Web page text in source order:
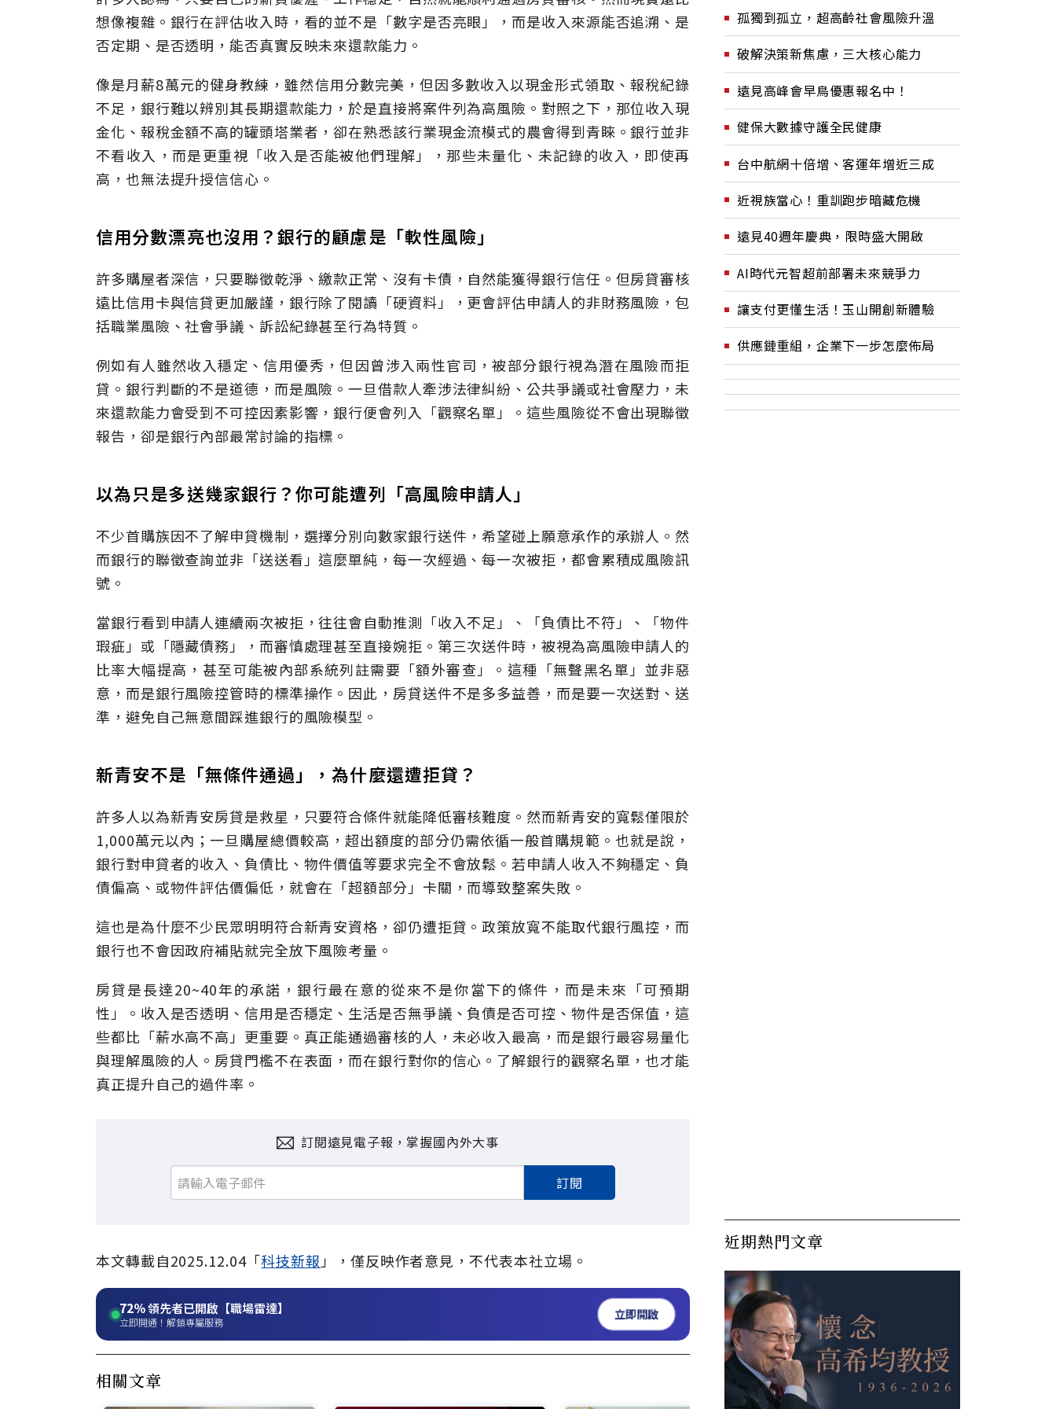
想像複雜。銀行在評估收入時，看的並不是「數字是否亮眼」，而是收入來源能否追溯、是
否定期、是否透明，能否真實反映未來還款能力。
像是月薪8萬元的健身教練，雖然信用分數完美，但因多數收入以現金形式領取、報稅紀錄
不足，銀行難以辨別其長期還款能力，於是直接將案件列為高風險。對照之下，那位收入現
金化、報稅金額不高的罐頭塔業者，卻在熟悉該行業現金流模式的農會得到青睞。銀行並非
不看收入，而是更重視「收入是否能被他們理解」，那些未量化、未記錄的收入，即使再
高，也無法提升授信信心。
信用分數漂亮也沒用？銀行的顧慮是「軟性風險」
許多購屋者深信，只要聯徵乾淨、繳款正常、沒有卡債，自然能獲得銀行信任。但房貸審核
遠比信用卡與信貸更加嚴謹，銀行除了閱讀「硬資料」，更會評估申請人的非財務風險，包
括職業風險、社會爭議、訴訟紀錄甚至行為特質。
例如有人雖然收入穩定、信用優秀，但因曾涉入兩性官司，被部分銀行視為潛在風險而拒
貸。銀行判斷的不是道德，而是風險。一旦借款人牽涉法律糾紛、公共爭議或社會壓力，未
來還款能力會受到不可控因素影響，銀行便會列入「觀察名單」。這些風險從不會出現聯徵
報告，卻是銀行內部最常討論的指標。
以為只是多送幾家銀行？你可能遭列「高風險申請人」
不少首購族因不了解申貸機制，選擇分別向數家銀行送件，希望碰上願意承作的承辦人。然
而銀行的聯徵查詢並非「送送看」這麼單純，每一次經過、每一次被拒，都會累積成風險訊
號。
當銀行看到申請人連續兩次被拒，往往會自動推測「收入不足」、「負債比不符」、「物件
瑕疵」或「隱藏債務」，而審慎處理甚至直接婉拒。第三次送件時，被視為高風險申請人的
比率大幅提高，甚至可能被內部系統列註需要「額外審查」。這種「無聲黑名單」並非惡
意，而是銀行風險控管時的標準操作。因此，房貸送件不是多多益善，而是要一次送對、送
準，避免自己無意間踩進銀行的風險模型。
新青安不是「無條件通過」，為什麼還遭拒貸？
許多人以為新青安房貸是救星，只要符合條件就能降低審核難度。然而新青安的寬鬆僅限於
1,000萬元以內；一旦購屋總價較高，超出額度的部分仍需依循一般首購規範。也就是說，
銀行對申貸者的收入、負債比、物件價值等要求完全不會放鬆。若申請人收入不夠穩定、負
債偏高、或物件評估價偏低，就會在「超額部分」卡關，而導致整案失敗。
這也是為什麼不少民眾明明符合新青安資格，卻仍遭拒貸。政策放寬不能取代銀行風控，而
銀行也不會因政府補貼就完全放下風險考量。
房貸是長達20~40年的承諾，銀行最在意的從來不是你當下的條件，而是未來「可預期
性」。收入是否透明、信用是否穩定、生活是否無爭議、負債是否可控、物件是否保值，這
些都比「薪水高不高」更重要。真正能通過審核的人，未必收入最高，而是銀行最容易量化
與理解風險的人。房貸門檻不在表面，而在銀行對你的信心。了解銀行的觀察名單，也才能
真正提升自己的過件率。
訂閱遠見電子報，掌握國內外大事
訂閱
本文轉載自2025.12.04「科技新報 」，僅反映作者意見，不代表本社立場。
72%領先者已開啟【職場雷達】
立即開通！解鎖專屬服務
立即開啟
相關文章
孤獨到孤立，超高齡社會風險升溫
破解決策新焦慮，三大核心能力
遠見高峰會早鳥優惠報名中！
健保大數據守護全民健康
台中航網十倍增、客運年增近三成
近視族當心！重訓跑步暗藏危機
遠見40週年慶典，限時盛大開啟
AI時代元智超前部署未來競爭力
讓支付更懂生活！玉山開創新體驗
供應鏈重組，企業下一步怎麼佈局
近期熱門文章